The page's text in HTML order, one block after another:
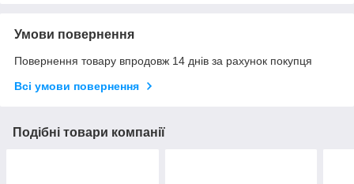
Умови повернення
Повернення товару впродовж 14 днів за рахунок покупця
Всі умови повернення
Подібні товари компанії